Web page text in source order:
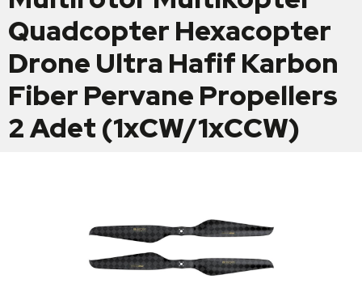
Quadcopter Hexacopter
Drone Ultra Hafif Karbon
Fiber Pervane Propellers
2 Adet (1xCW/1xCCW)